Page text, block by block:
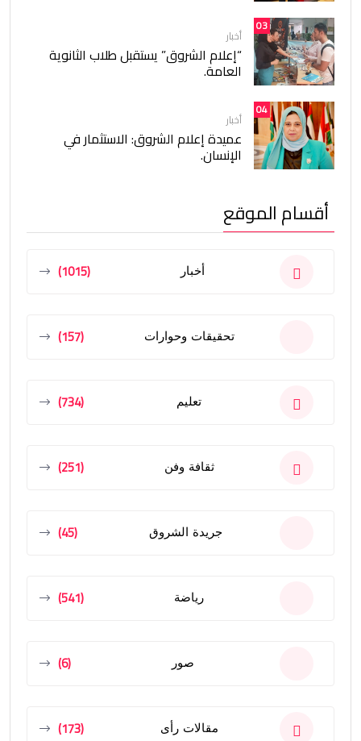
03
أخبار
“إعلام الشروق” يستقبل طلاب الثانوية
العامة.
04
أخبار
عميدة إعلام الشروق: الاستثمار في
الإنسان.
أقسام الموقع
أخبار (1015)
تحقيقات وحوارات (157)
تعليم (734)
ثقافة وفن (251)
جريدة الشروق (45)
رياضة (541)
صور (6)
مقالات رأى (173)